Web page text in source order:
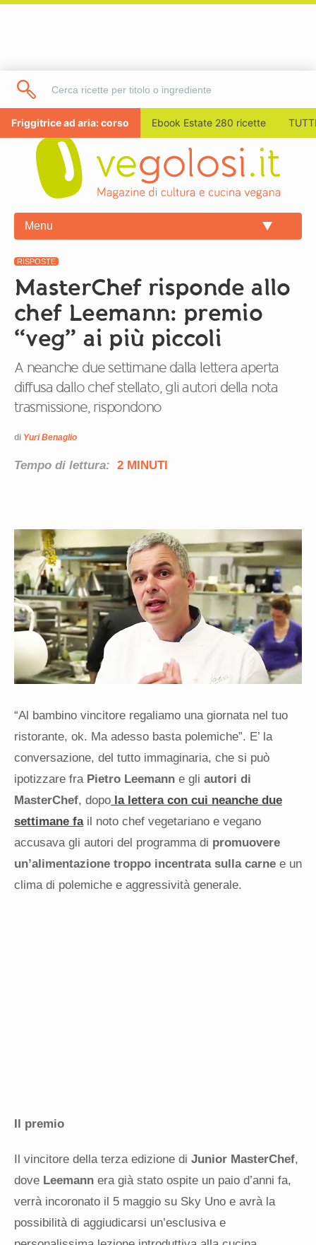
Friggitrice ad aria: corso Ebook Estate 280 ricette
Menu
RISPOSTE
MasterChef risponde allo
chef Leemann: premio
“veg” ai più piccoli
A neanche due settimane dalla lettera aperta
diffusa dallo chef stellato, gli autori della nota
trasmissione, rispondono
di Yuri Benaglio
Tempo di lettura: 2 MINUTI
“Al bambino vincitore regaliamo una giornata nel tuo
ristorante, ok. Ma adesso basta polemiche”. E’ la
conversazione, del tutto immaginaria, che si può
ipotizzare fra Pietro Leemann e gli autori di
MasterChef, dopo la lettera con cui neanche due
settimane fail noto chef vegetariano e vegano
accusava gli autori del programma di promuovere
un’alimentazione troppo incentrata sulla carne e un
clima di polemiche e aggressività generale.
Il premio
Il vincitore della terza edizione di Junior MasterChef,
dove Leemann era già stato ospite un paio d’anni fa,
verrà incoronato il 5 maggio su Sky Uno e avrà la
possibilità di aggiudicarsi un’esclusiva e